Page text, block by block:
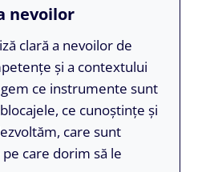
nevoilor
clară a nevoilor de
și a contextului
ce instrumente sunt
ce cunoștințe și
care sunt
care dorim să le